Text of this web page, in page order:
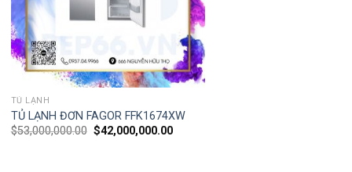
TỦ LẠNH
TỦ LẠNH ĐƠN FAGOR FFK1674XW
$53,000,000.00 $42,000,000.00